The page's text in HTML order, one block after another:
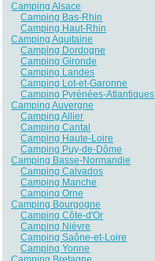
Camping Alsace
Camping Bas-Rhin
Camping Haut-Rhin
Camping Aquitaine
Camping Dordogne
Camping Gironde
Camping Landes
Camping Lot-et-Garonne
Camping Pyrénées-Atlantiques
Camping Auvergne
Camping Allier
Camping Cantal
Camping Haute-Loire
Camping Puy-de-Dôme
Camping Basse-Normandie
Camping Calvados
Camping Manche
Camping Orne
Camping Bourgogne
Camping Côte-d'Or
Camping Nièvre
Camping Saône-et-Loire
Camping Yonne